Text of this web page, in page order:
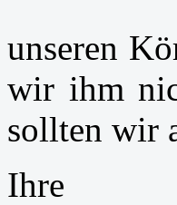
unseren
wir ihm
sollten wir
Ihre